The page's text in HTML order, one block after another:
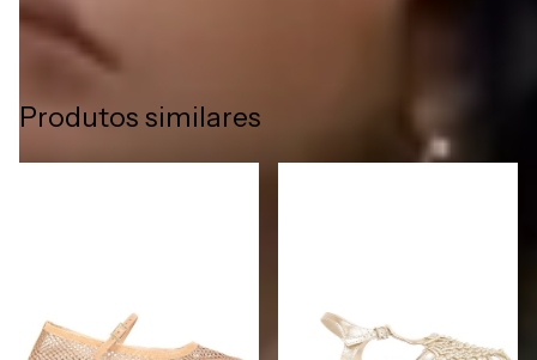
Produtos similares